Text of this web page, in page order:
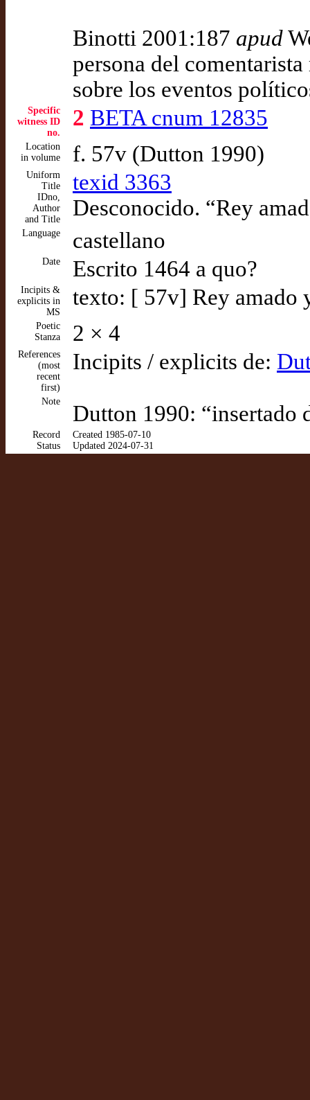
Binotti 2001:187 apud
persona del
sobre los eventos
Specific
witness ID
no.
2 BETA cnum 12835
Location
in volume
f. 57v (Dutton 1990)
Uniform
Title
IDno,
Author
and Title
texid 3363
Desconocido. “Rey
Language castellano
Date Escrito 1464 a quo?
Incipits &
explicits in
MS
texto: [ 57v] Rey amado
Poetic
Stanza
2 × 4
References
(most
recent
first)
Incipits / explicits de:
Note Dutton 1990: “insertado
Record
Status
Created 1985-07-10
Updated 2024-07-31